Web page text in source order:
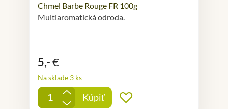
Chmel Barbe Rouge FR 100g
Multiaromatická odroda.
5,-€
Na sklade 3 ks
+
-
Kúpiť